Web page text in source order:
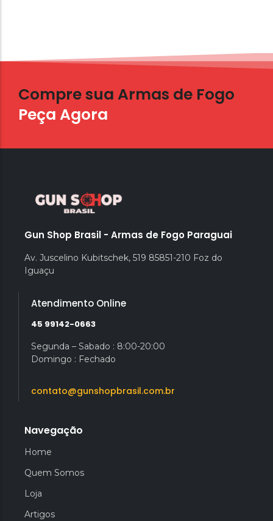
Compre sua Armas de Fogo
Peça Agora
Gun Shop Brasil - Armas de Fogo Paraguai
Av. Juscelino Kubitschek, 519 85851-210 Foz do
Iguaçu
Atendimento Online
45 99142-0663
Segunda – Sabado : 8:00-20:00
Domingo : Fechado
contato@gunshopbrasil.com.br
Navegação
Home
Quem Somos
Loja
Artigos